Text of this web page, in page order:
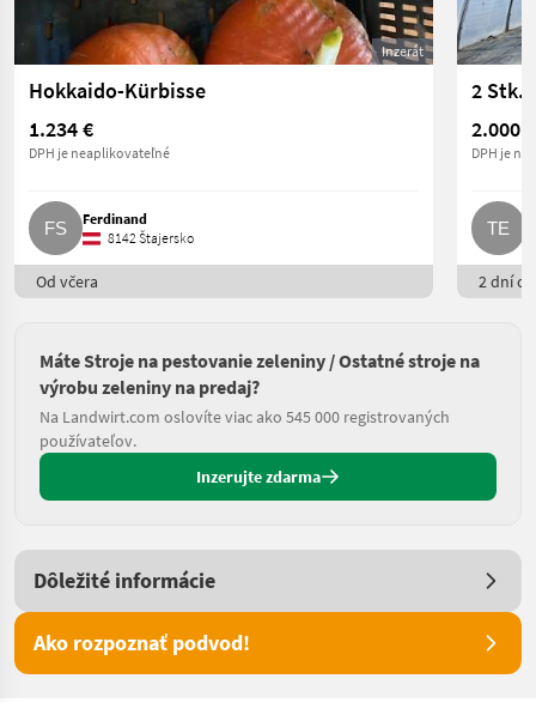
Inzerát
Hokkaido-Kürbisse
1.234 €
DPH je neaplikovateľné
Ferdinand
8142 Štajersko
Od včera
2.000 €
DPH je
2 dní
Máte Stroje na pestovanie zeleniny / Ostatné stroje na
výrobu zeleniny na predaj?
Na Landwirt.com oslovíte viac ako 545 000 registrovaných
používateľov.
Inzerujte zdarma
Dôležité informácie
Ako rozpoznať podvod!